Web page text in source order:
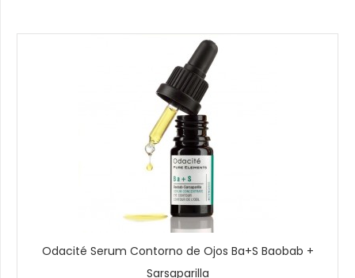
Odacité Serum Contorno de Ojos Ba+S Baobab +
Sarsaparilla